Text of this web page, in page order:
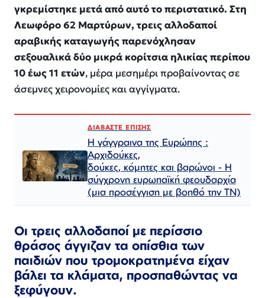
γκρεμίστηκε μετά από αυτό το περιστατικό. Στη
Λεωφόρο 62 Μαρτύρων, τρεις αλλοδαποί
αραβικής καταγωγής παρενόχλησαν
σεξουαλικά δύο μικρά κορίτσια ηλικίας περίπου
10 έως 11 ετών, μέρα μεσημέρι προβαίνοντας σε
άσεμνες χειρονομίες και αγγίγματα.
ΔΙΑΒΑΣΤΕ ΕΠΙΣΗΣ
Η γάγγραινα της Ευρώπης :
Αρχιδούκες,
δούκες, κόμητες και βαρώνοι - Η
σύγχρονη ευρωπαϊκή φεουδαρχία
(μια προσέγγιση με βοηθό την ΤΝ)
Οι τρεις αλλοδαποί με περίσσιο
θράσος άγγιζαν τα οπίσθια των
παιδιών που τρομοκρατημένα είχαν
βάλει τα κλάματα, προσπαθώντας να
ξεφύγουν.